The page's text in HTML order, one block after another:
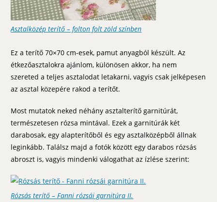
Asztalközép terítő – folton folt zöld színben
Ez a terítő 70×70 cm-esek, pamut anyagból készült. Az
étkezőasztalokra ajánlom, különösen akkor, ha nem
szereted a teljes asztalodat letakarni, vagyis csak jelképesen
az asztal közepére rakod a terítőt.
Most mutatok neked néhány asztalterítő garnitúrát,
természetesen rózsa mintával. Ezek a garnitúrák két
darabosak, egy alapterítőből és egy asztalközépből állnak
leginkább. Találsz majd a fotók között egy darabos rózsás
abroszt is, vagyis mindenki válogathat az ízlése szerint:
Rózsás terítő – Fanni rózsái garnitúra II.